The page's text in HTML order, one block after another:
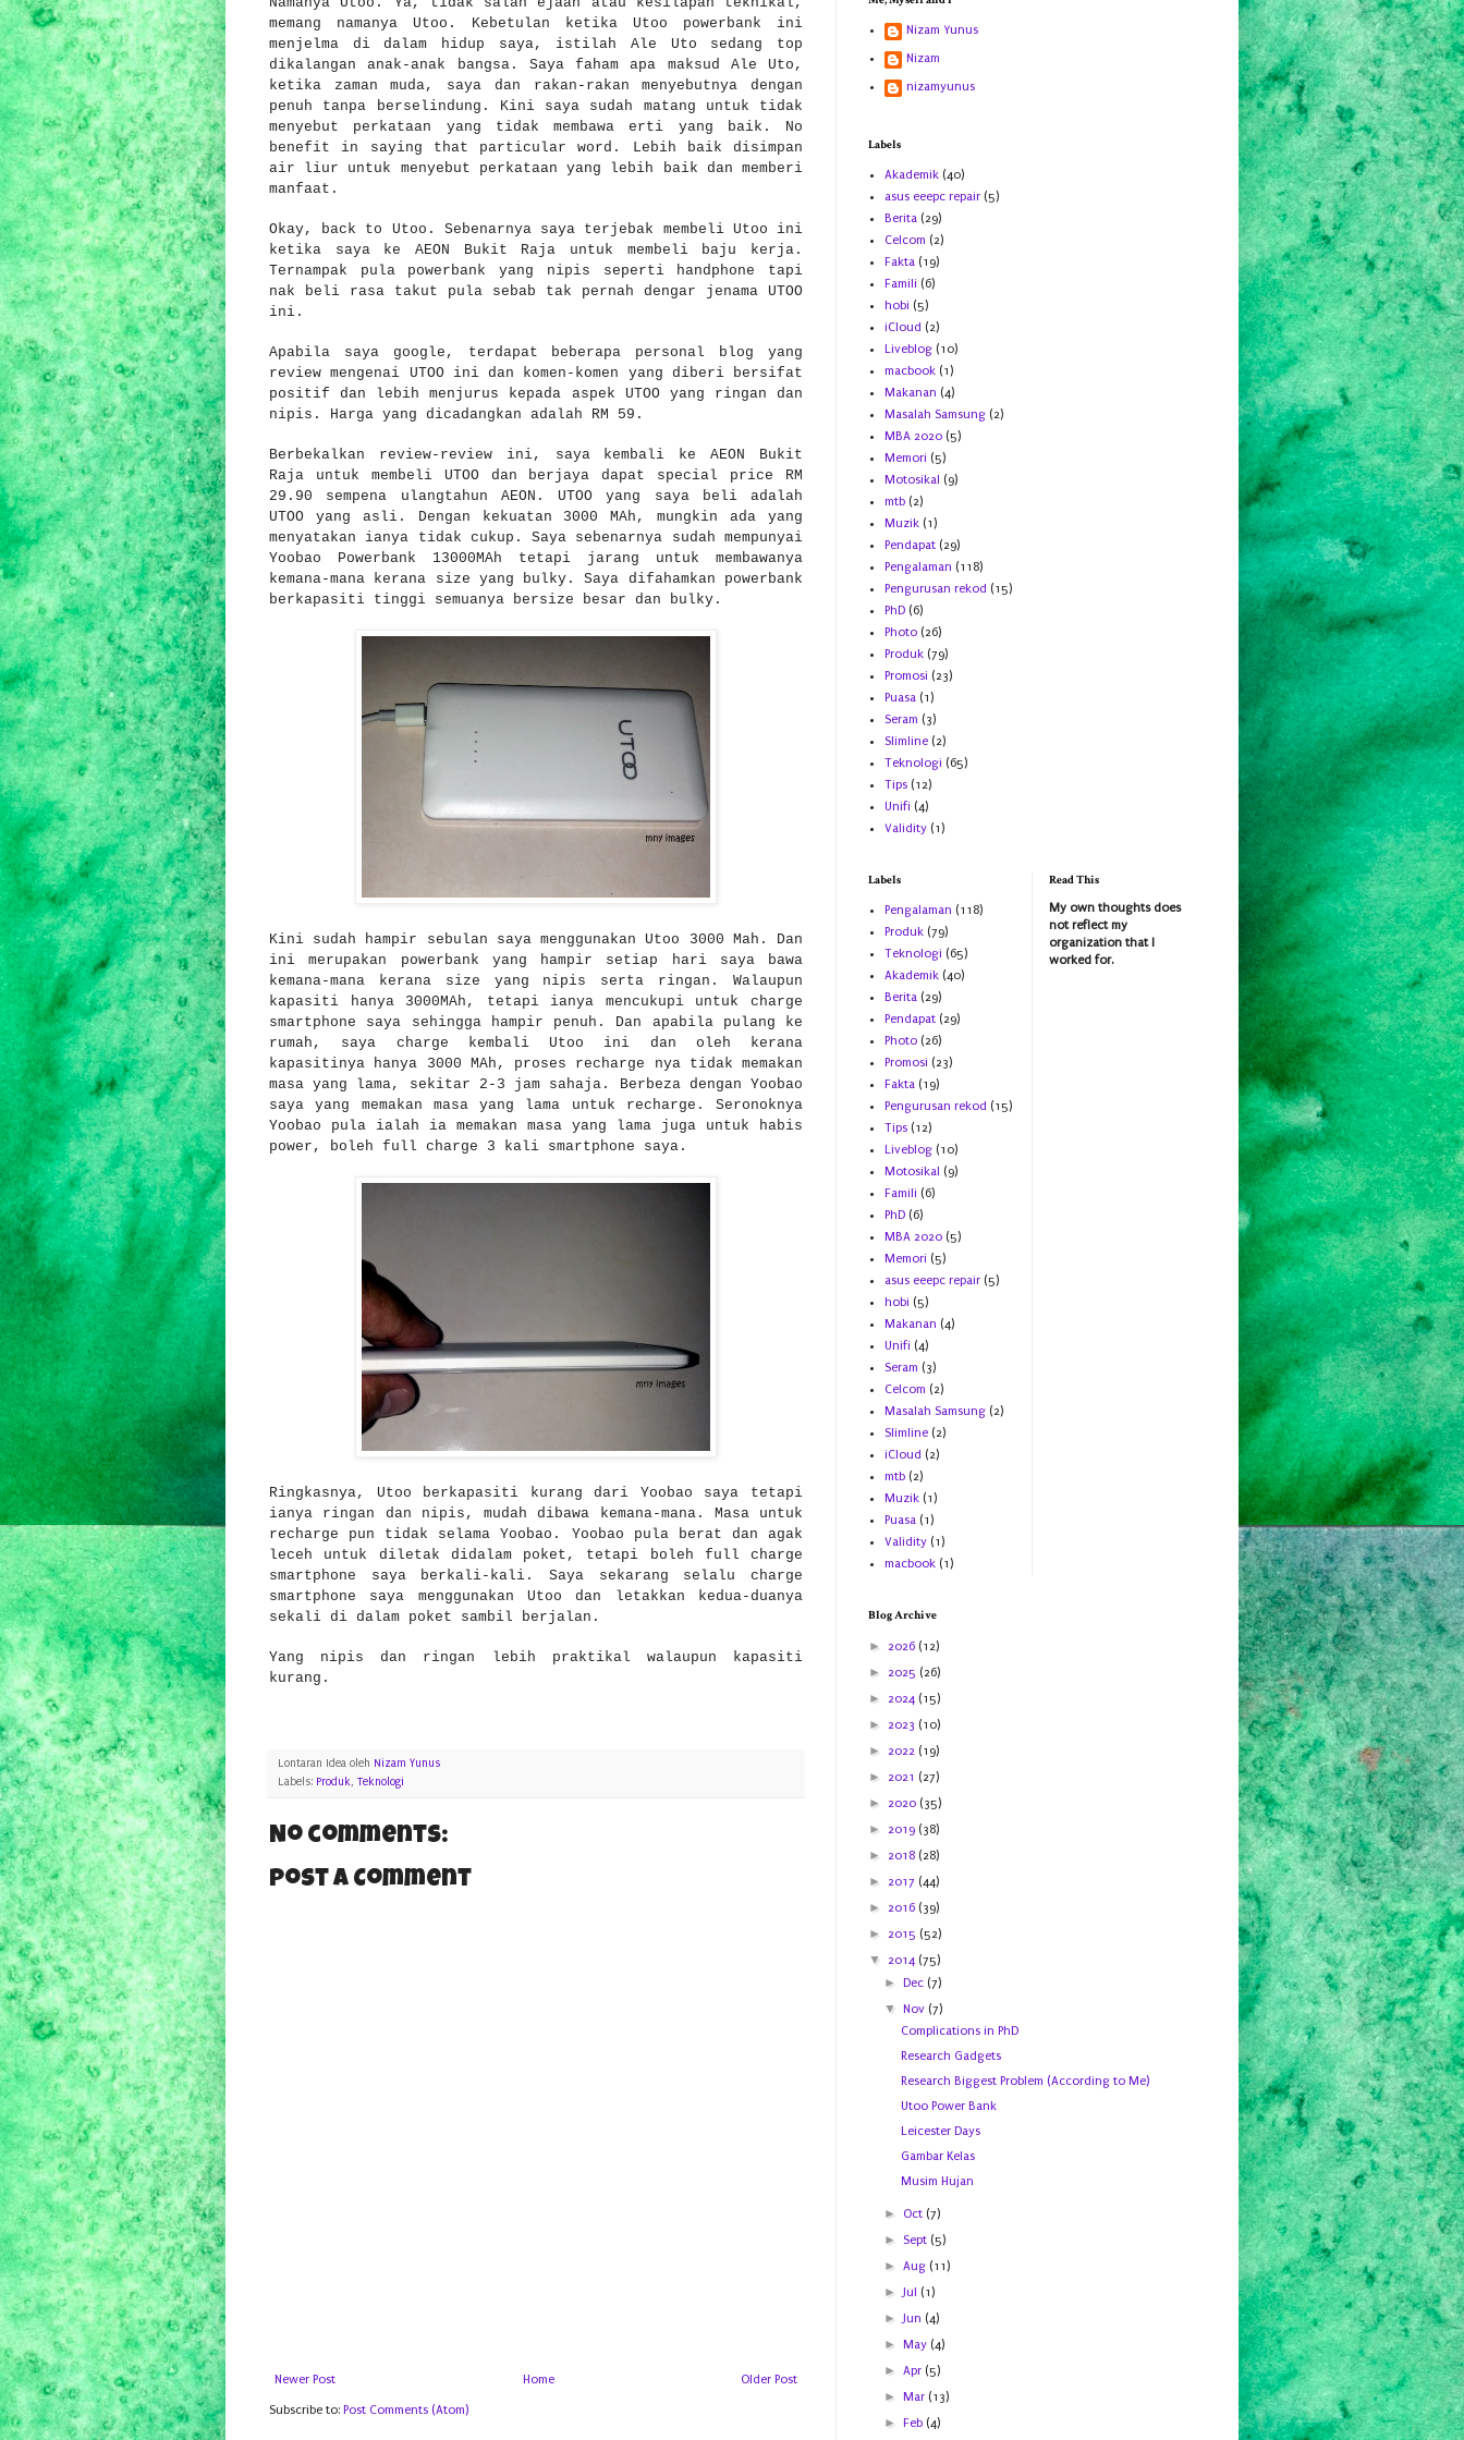
memang namanya Utoo. Kebetulan ketika Utoo powerbank ini
menjelma di dalam hidup saya, istilah Ale Uto sedang top
dikalangan anak-anak bangsa. Saya faham apa maksud Ale Uto,
ketika zaman muda, saya dan rakan-rakan menyebutnya dengan
penuh tanpa berselindung. Kini saya sudah matang untuk tidak
menyebut perkataan yang tidak membawa erti yang baik. No
benefit in saying that particular word. Lebih baik disimpan
air liur untuk menyebut perkataan yang lebih baik dan memberi
manfaat.
Okay, back to Utoo. Sebenarnya saya terjebak membeli Utoo ini
ketika saya ke AEON Bukit Raja untuk membeli baju kerja.
Ternampak pula powerbank yang nipis seperti handphone tapi
nak beli rasa takut pula sebab tak pernah dengar jenama UTOO
ini.
Apabila saya google, terdapat beberapa personal blog yang
review mengenai UTOO ini dan komen-komen yang diberi bersifat
positif dan lebih menjurus kepada aspek UTOO yang ringan dan
nipis. Harga yang dicadangkan adalah RM 59.
Berbekalkan review-review ini, saya kembali ke AEON Bukit
Raja untuk membeli UTOO dan berjaya dapat special price RM
29.90 sempena ulangtahun AEON. UTOO yang saya beli adalah
UTOO yang asli. Dengan kekuatan 3000 MAh, mungkin ada yang
menyatakan ianya tidak cukup. Saya sebenarnya sudah mempunyai
Yoobao Powerbank 13000MAh tetapi jarang untuk membawanya
kemana-mana kerana size yang bulky. Saya difahamkan powerbank
berkapasiti tinggi semuanya bersize besar dan bulky.
Kini sudah hampir sebulan saya menggunakan Utoo 3000 Mah. Dan
ini merupakan powerbank yang hampir setiap hari saya bawa
kemana-mana kerana size yang nipis serta ringan. Walaupun
kapasiti hanya 3000MAh, tetapi ianya mencukupi untuk charge
smartphone saya sehingga hampir penuh. Dan apabila pulang ke
rumah, saya charge kembali Utoo ini dan oleh kerana
kapasitinya hanya 3000 MAh, proses recharge nya tidak memakan
masa yang lama, sekitar 2-3 jam sahaja. Berbeza dengan Yoobao
saya yang memakan masa yang lama untuk recharge. Seronoknya
Yoobao pula ialah ia memakan masa yang lama juga untuk habis
power, boleh full charge 3 kali smartphone saya.
Ringkasnya, Utoo berkapasiti kurang dari Yoobao saya tetapi
ianya ringan dan nipis, mudah dibawa kemana-mana. Masa untuk
recharge pun tidak selama Yoobao. Yoobao pula berat dan agak
leceh untuk diletak didalam poket, tetapi boleh full charge
smartphone saya berkali-kali. Saya sekarang selalu charge
smartphone saya menggunakan Utoo dan letakkan kedua-duanya
sekali di dalam poket sambil berjalan.
Yang nipis dan ringan lebih praktikal walaupun kapasiti
kurang.
Lontaran Idea oleh Nizam Yunus
Labels: Produk, Teknologi
No comments:
Post a Comment
Newer Post Older Post
Home
Subscribe to: Post Comments (Atom)
Nizam Yunus
Nizam
nizamyunus
Labels
Akademik (40)
asus eeepc repair (5)
Berita (29)
Celcom (2)
Fakta (19)
Famili (6)
hobi (5)
iCloud (2)
Liveblog (10)
macbook (1)
Makanan (4)
Masalah Samsung (2)
MBA 2020 (5)
Memori (5)
Motosikal (9)
mtb (2)
Muzik (1)
Pendapat (29)
Pengalaman (118)
Pengurusan rekod (15)
PhD (6)
Photo (26)
Produk (79)
Promosi (23)
Puasa (1)
Seram (3)
Slimline (2)
Teknologi (65)
Tips (12)
Unifi (4)
Validity (1)
Labels
Pengalaman (118)
Produk (79)
Teknologi (65)
Akademik (40)
Berita (29)
Pendapat (29)
Photo (26)
Promosi (23)
Fakta (19)
Pengurusan rekod (15)
Tips (12)
Liveblog (10)
Motosikal (9)
Famili (6)
PhD (6)
MBA 2020 (5)
Memori (5)
asus eeepc repair (5)
hobi (5)
Makanan (4)
Unifi (4)
Seram (3)
Celcom (2)
Masalah Samsung (2)
Slimline (2)
iCloud (2)
mtb (2)
Muzik (1)
Puasa (1)
Validity (1)
macbook (1)
Read This
My own thoughts does
not reflect my
organization that I
worked for.
Blog Archive
►
2026 (12)
► 2025 (26)
► 2024 (15)
► 2023 (10)
► 2022 (19)
► 2021 (27)
► 2020 (35)
► 2019 (38)
► 2018 (28)
► 2017 (44)
► 2016 (39)
► 2015 (52)
▼ 2014 (75)
►Dec (7)
▼Nov (7)
Complications in PhD
Research Gadgets
Research Biggest Problem (According to Me)
Utoo Power Bank
Leicester Days
Gambar Kelas
Musim Hujan
► Oct (7)
► Sept (5)
►Aug (11)
►Jul (1)
►Jun (4)
►May (4)
►Apr (5)
►Mar (13)
►Feb (4)